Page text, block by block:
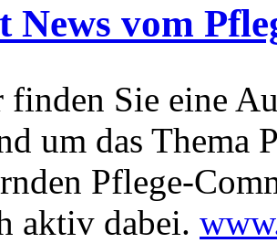
News vom
finden Sie eine
um das Thema
Pflege-
aktiv dabei.